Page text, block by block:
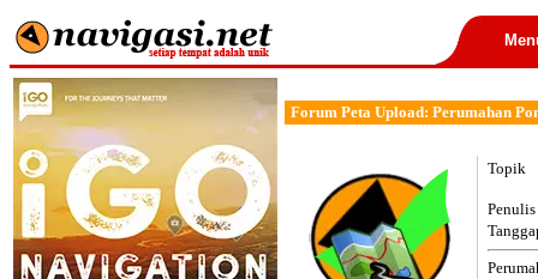
Forum Peta Upload: Perumahan
Topik
Penulis